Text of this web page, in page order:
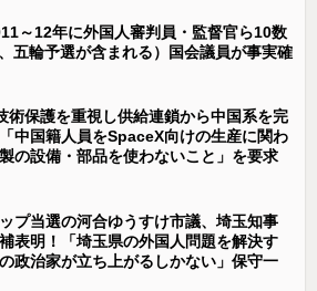
～12年に外国人審判員・監督官ら10数
五輪予選が含まれる）国会議員が事実確
術保護を重視し供給連鎖から中国系を完
中国籍人員をSpaceX向けの生産に関わ
の設備・部品を使わないこと」を要求
プ当選の河合ゆうすけ市議、埼玉知事
表明！「埼玉県の外国人問題を解決す
政治家が立ち上がるしかない」保守一